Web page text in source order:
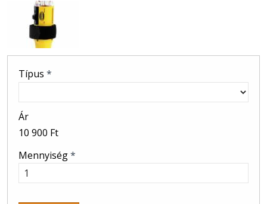
Típus *
Ár
10 900 Ft
Mennyiség*